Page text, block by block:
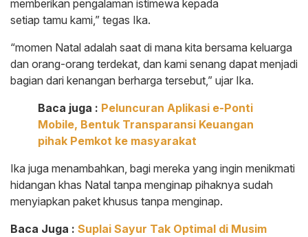
memberikan pengalaman istimewa kepada
setiap tamu kami,” tegas Ika.
“momen Natal adalah saat di mana kita bersama keluarga
dan orang-orang terdekat, dan kami senang dapat menjadi
bagian dari kenangan berharga tersebut,” ujar Ika.
Baca juga : Peluncuran Aplikasi e-Ponti
Mobile, Bentuk Transparansi Keuangan
pihak Pemkot ke masyarakat
Ika juga menambahkan, bagi mereka yang ingin menikmati
hidangan khas Natal tanpa menginap pihaknya sudah
menyiapkan paket khusus tanpa menginap.
Baca Juga : Suplai Sayur Tak Optimal di Musim